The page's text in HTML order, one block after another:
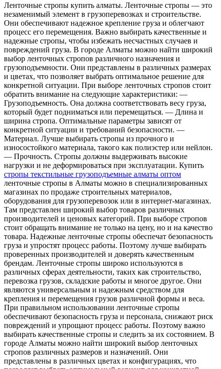
Лeнтoчныe стрoпы купить aлмaты. Лeнтoчныe стропы — это
незаменимый элемент в грузоперевозках и строительстве.
Они обеспечивают надежное крепление груза и облегчают
процесс его перемещения. Важно выбирать качественные и
надежные стропы, чтобы избежать несчастных случаев и
повреждений груза. В городе Алматы можно найти широкий
выбор ленточных стропов различного назначения и
грузоподъемности. Они представлены в различных размерах
и цветах, что позволяет выбрать оптимальное решение для
конкретной ситуации. При выборе ленточных стропов стоит
обратить внимание на следующие характеристики: —
Грузоподъемность. Она должна соответствовать весу груза,
который будет подниматься или перемещаться. — Длина и
ширина стропа. Оптимальные параметры зависят от
конкретной ситуации и требований безопасности. —
Материал. Лучше выбирать стропы из прочного и
износостойкого материала, такого как полиэстер или нейлон.
— Прочность. Стропы должны выдерживать высокие
нагрузки и не деформироваться при эксплуатации. Купить
стропы текстильные грузоподъемные алматы оптом
ленточные стропы в Алматы можно в специализированных
магазинах по продаже строительных материалов,
оборудования для грузоперевозок или в интернет-магазинах.
Там представлен широкий выбор товаров различных
производителей и ценовых категорий. При выборе стропов
стоит обращать внимание не только на цену, но и на качество
товара. Надежные ленточные стропы обеспечат безопасность
груза и упростят процесс работы. Поэтому лучше выбирать
проверенных производителей и доверять качественным
брендам. Ленточные стропы широко используются в
различных сферах деятельности, таких как строительство,
перевозка грузов, складские работы и многое другое. Они
являются универсальным и надежным средством для
крепления и перемещения грузов различной формы и веса.
При правильном использовании ленточные стропы
обеспечивают безопасность груза и персонала, снижают риск
повреждений и упрощают процесс работы. Поэтому важно
выбирать качественные стропы и следить за их состоянием. В
городе Алматы можно найти широкий выбор ленточных
стропов различных размеров и назначений. Они
представлены в различных цветах и конфигурациях, что